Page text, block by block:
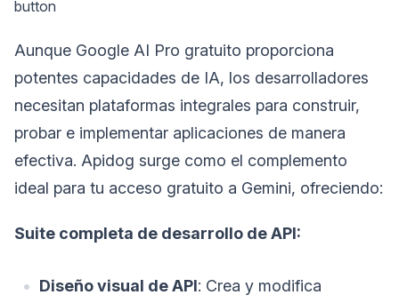
button
Aunque Google AI Pro gratuito proporciona
potentes capacidades de IA, los desarrolladores
necesitan plataformas integrales para construir,
probar e implementar aplicaciones de manera
efectiva. Apidog surge como el complemento
ideal para tu acceso gratuito a Gemini, ofreciendo:
Suite completa de desarrollo de API:
Diseño visual de API: Crea y modifica